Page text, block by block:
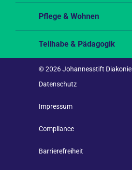
Pflege & Wohnen
Teilhabe & Pädagogik
© 2026 Johannesstift Diakonie
Datenschutz
Impressum
Compliance
Barrierefreiheit